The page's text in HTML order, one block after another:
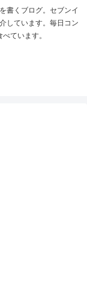
書くブログ。セブンイ
しています。毎日コン
ています。